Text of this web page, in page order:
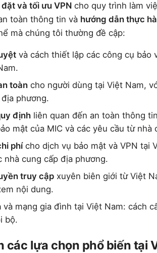
và tối ưu VPN cho quy trình làm
toàn thông tin và hướng dẫn thực
mà chúng tôi thường đề cập:
và cách thiết lập các công cụ bảo
toàn cho người dùng tại Việt Nam,
phương.
định liên quan đến an toàn thông
mật của MIC và các yêu cầu từ nhà
phícho dịch vụ bảo mật và VPN tại
nhà cung cấp địa phương.
truy cập xuyên biên giới từ Việt
nội dung.
và mạng gia đình tại Việt Nam: cách
bộ.
các lựa chọn phổ biến tại